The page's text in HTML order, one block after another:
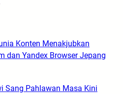
Konten Menakjubkan
dan Yandex Browser Jepang
Sang Pahlawan Masa Kini